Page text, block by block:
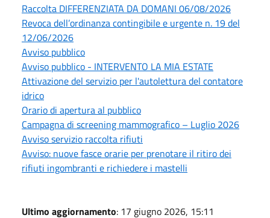
Raccolta DIFFERENZIATA DA DOMANI 06/08/2026
Revoca dell’ordinanza contingibile e urgente n. 19 del
12/06/2026
Avviso pubblico
Avviso pubblico - INTERVENTO LA MIA ESTATE
Attivazione del servizio per l'autolettura del contatore
idrico
Orario di apertura al pubblico
Campagna di screening mammografico – Luglio 2026
Avviso servizio raccolta rifiuti
Avviso: nuove fasce orarie per prenotare il ritiro dei
rifiuti ingombranti e richiedere i mastelli
Ultimo aggiornamento: 17 giugno 2026, 15:11